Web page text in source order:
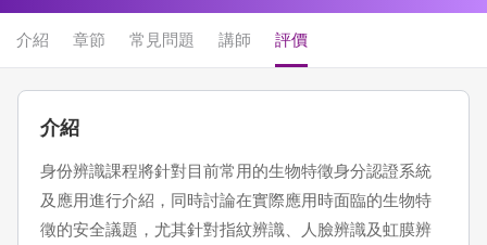
介紹 章節 常見問題 講師 評價
介紹
身份辨識課程將針對目前常用的生物特徵身分認證系統
及應用進行介紹，同時討論在實際應用時面臨的生物特
徵的安全議題，尤其針對指紋辨識、人臉辨識及虹膜辨